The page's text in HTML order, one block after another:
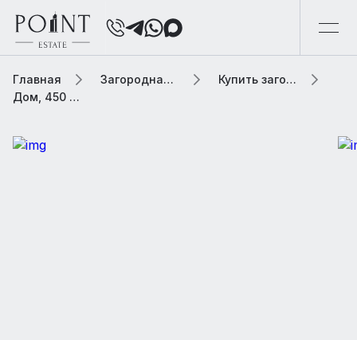
Главная Загородная элитная недвижимость
Купить загородную элитную недвижимость
Дом, 450 м² В коттеджном поселке «Рождественно»